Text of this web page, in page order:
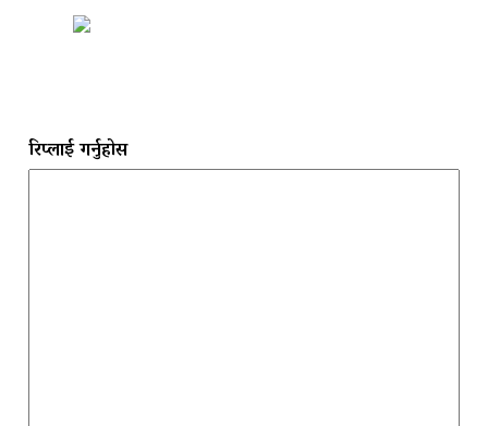
रिप्लाई गर्नुहोस